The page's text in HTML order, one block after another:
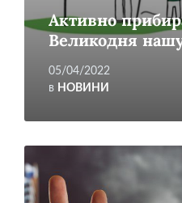
Активно
Великодня
05/04/2022
в НОВИНИ
більше